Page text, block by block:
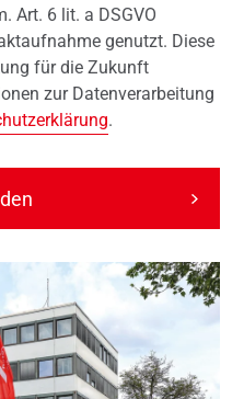
Art. 6 lit. a DSGVO
genutzt. Diese
für die Zukunft
zur Datenverarbeitung
.